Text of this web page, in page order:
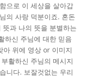
으로 이 세상을 살아갑
의 사랑 덕분이죠. 혼돈
과 나의 뜻을 분별하는
하신 주님에 대한 믿음
위에 영상 or 이미지
부활하신 주님의 메시지
니다. 보잘것없는 우리